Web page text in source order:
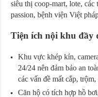
siêu thị coop-mart, lote,
passion, bệnh viện Việt
Tiện ích nội khu đầy
Khu vực khép kín,
24/24 nên đảm bảo an
các vấn đề mất cắp,
Căn hộ có tích hợp hồ